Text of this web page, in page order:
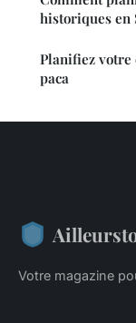
historiques en
Planifiez votre
paca
Votre magazine